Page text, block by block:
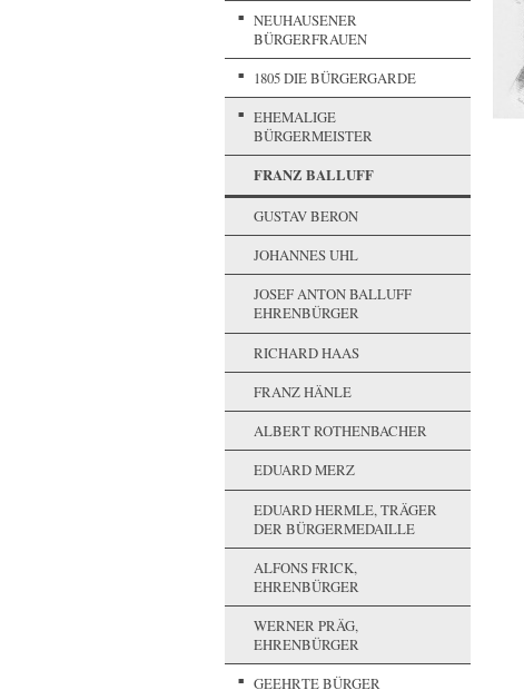
NEUHAUSENER
BÜRGERFRAUEN
1805 DIE BÜRGERGARDE
EHEMALIGE
BÜRGERMEISTER
FRANZ BALLUFF
GUSTAV BERON
JOHANNES UHL
JOSEF ANTON BALLUFF
EHRENBÜRGER
RICHARD HAAS
FRANZ HÄNLE
ALBERT ROTHENBACHER
EDUARD MERZ
EDUARD HERMLE, TRÄGER
DER BÜRGERMEDAILLE
ALFONS FRICK,
EHRENBÜRGER
WERNER PRÄG,
EHRENBÜRGER
GEEHRTE BÜRGER